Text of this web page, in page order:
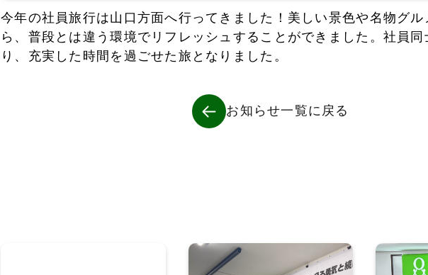
今年の社員旅行は山口方面へ行ってきました！美しい景色や名物グル
ら、普段とは違う環境でリフレッシュすることができました。社員同
り、充実した時間を過ごせた旅となりました。
お知らせ一覧に戻る